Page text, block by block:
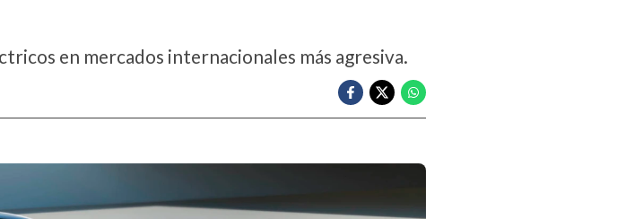
en mercados internacionales más agresiva.